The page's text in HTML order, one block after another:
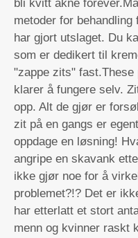
bli kvitt akne
metoder for
har gjort utslaget. Du
som er dedikert til
"zappe zits"
klarer å fungere selv.
opp. Alt de gjør er
zit på en gangs er
oppdage en løsning!
angripe en skavank
ikke gjør noe for å
problemet?!? Det er
har etterlatt et stort
menn og kvinner raskt